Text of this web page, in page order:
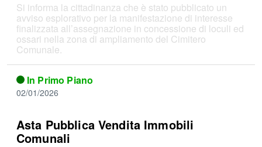
Si informa la cittadinanza che è stato pubblicato un
avviso esplorativo per la manifestazione di interesse
finalizzata all’assegnazione in concessione di loculi ed
ossari nella zona di ampliamento del Cimitero
Comunale.
In Primo Piano
02/01/2026
Asta Pubblica Vendita Immobili
Comunali